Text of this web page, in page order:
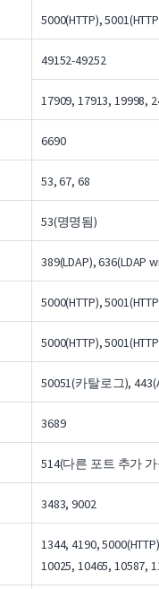
5000(HTTP),
49152-49252
17909, 17913, 19998,
6690
53, 67, 68
53(명명됨)
389(LDAP), 636(LDAP
5000(HTTP),
5000(HTTP),
50051(카탈로그),
3689
514(다른 포트 추가
3483, 9002
1344, 4190,
10025, 10465, 10587,